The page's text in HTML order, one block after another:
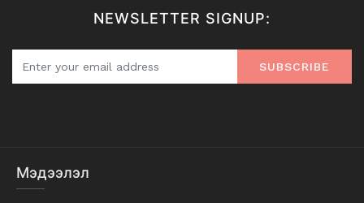
NEWSLETTER SIGNUP:
SUBSCRIBE
Мэдээлэл